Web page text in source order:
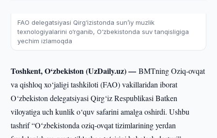
FAO delegatsiyasi Qirg‘izistonda sun’iy muzlik
texnologiyalarini o‘rganib, O‘zbekistonda suv tanqisligiga
yechim izlamoqda
Toshkent, O‘zbekiston (UzDaily.uz) —BMTning Oziq-ovqat
va qishloq xo‘jaligi tashkiloti (FAO) vakillaridan iborat
O‘zbekiston delegatsiyasi Qirg‘iz Respublikasi Batken
viloyatiga uch kunlik o‘quv safarini amalga oshirdi. Ushbu
tashrif “Oʻzbekistonda oziq-ovqat tizimlarining yerdan